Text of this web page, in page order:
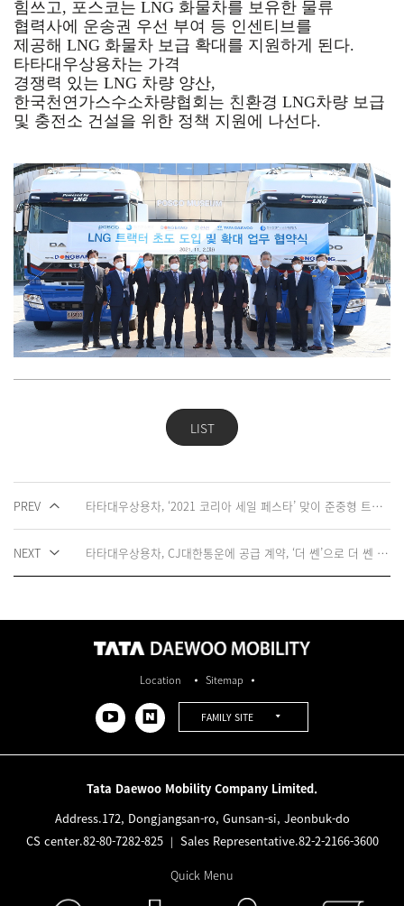
힘쓰고, 포스코는 LNG 화물차를 보유한 물류
협력사에 운송권 우선 부여 등 인센티브를
제공해 LNG 화물차 보급 확대를 지원하게 된다.
타타대우상용차는 가격
경쟁력 있는 LNG 차량 양산,
한국천연가스수소차량협회는 친환경 LNG차량 보급
및 충전소 건설을 위한 정책 지원에 나선다.
LIST
PREV 타타대우상용차, ‘2021 코리아 세일 페스타’ 맞이 준중형 트럭 ‘더 쎈’ 특별 프로모션 실시
NEXT 타타대우상용차, CJ대한통운에 공급 계약, ‘더 쎈’으로 더 쎈 택배운송한다
Location Sitemap
FAMILY SITE
Tata Daewoo Mobility Company Limited.
Address.172, Dongjangsan-ro, Gunsan-si, Jeonbuk-do
CS center.82-80-7282-825 | Sales Representative.82-2-2166-3600
Quick Menu